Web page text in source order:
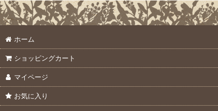
ホーム
ショッピングカート
マイページ
お気に入り